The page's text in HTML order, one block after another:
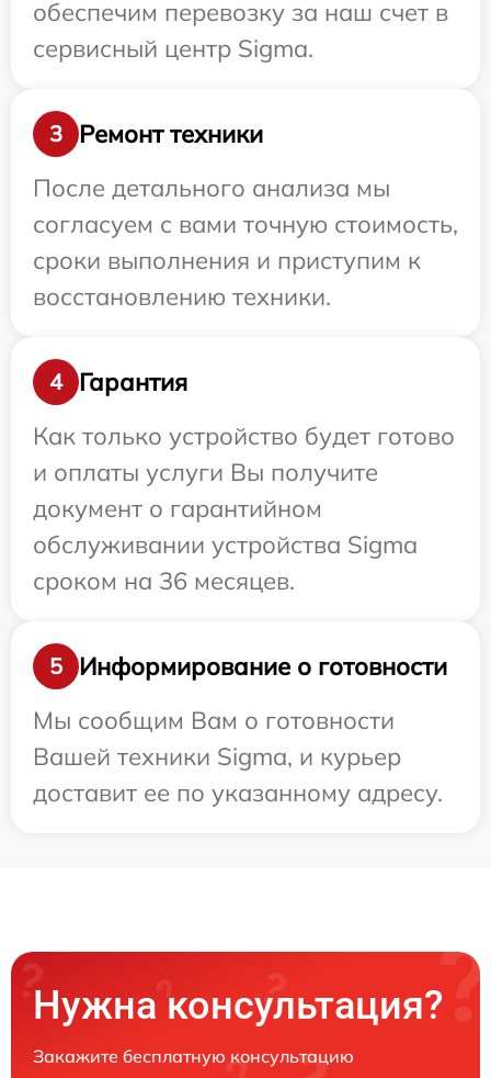
обеспечим перевозку за наш счет в
сервисный центр Sigma.
3
Ремонт техники
После детального анализа мы
согласуем с вами точную стоимость,
сроки выполнения и приступим к
восстановлению техники.
4
Гарантия
Как только устройство будет готово
и оплаты услуги Вы получите
документ о гарантийном
обслуживании устройства Sigma
сроком на 36 месяцев.
5
Информирование о готовности
Мы сообщим Вам о готовности
Вашей техники Sigma, и курьер
доставит ее по указанному адресу.
Нужна консультация?
Закажите бесплатную консультацию